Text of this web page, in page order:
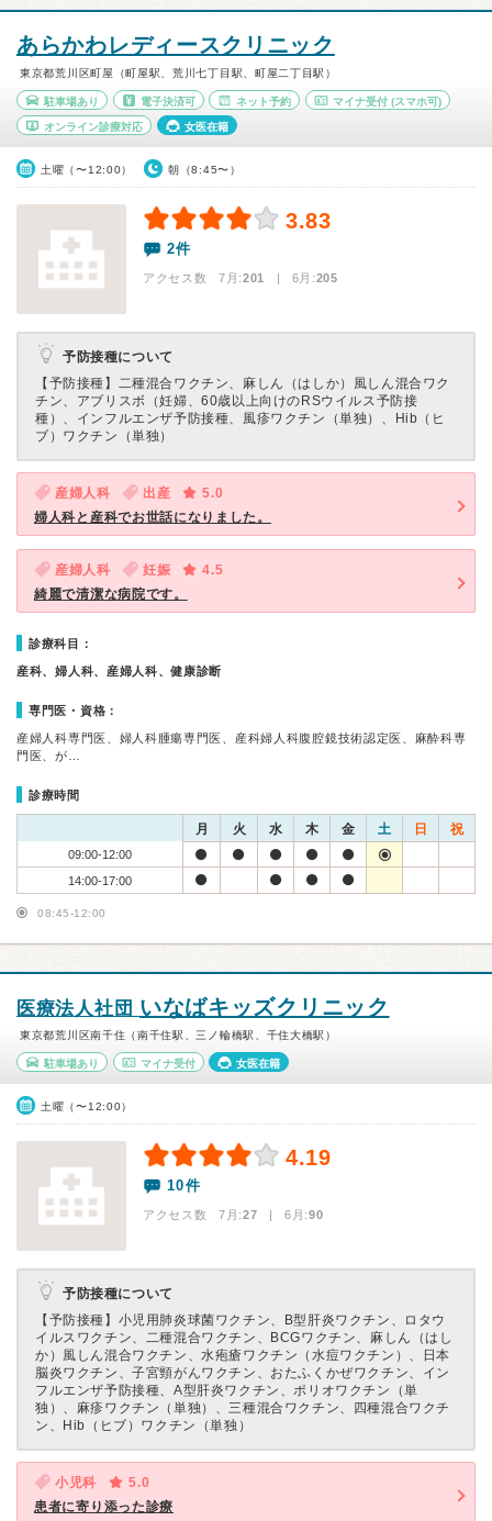
あらかわレディースクリニック
東京都荒川区町屋（町屋駅、荒川七丁目駅、町屋二丁目駅）
駐車場あり 電子決済可 ネット予約 マイナ受付 (スマホ可)
オンライン診療対応 女医在籍
土曜（〜12:00） 朝（8:45〜）
3.83
2件
アクセス数 7月:201 | 6月:205
予防接種について
【予防接種】 二種混合ワクチン、麻しん（はしか）風しん混合ワク
チン、アブリスボ（妊婦、60歳以上向けのRSウイルス予防接
種）、インフルエンザ予防接種、風疹ワクチン（単独）、Hib（ヒ
ブ）ワクチン（単独）
産婦人科 出産
5.0
婦人科と産科でお世話になりました。
産婦人科 妊娠
4.5
綺麗で清潔な病院です。
診療科目：
産科、婦人科、産婦人科、健康診断
専門医・資格：
産婦人科専門医、婦人科腫瘍専門医、産科婦人科腹腔鏡技術認定医、麻酔科専
門医、が…
診療時間
月 火 水 木 金 土 日 祝
09:00-12:00
14:00-17:00
08:45-12:00
医療法人社団 いなばキッズクリニック
東京都荒川区南千住（南千住駅、三ノ輪橋駅、千住大橋駅）
駐車場あり マイナ受付 女医在籍
土曜（〜12:00）
4.19
10件
アクセス数 7月:27 | 6月:90
予防接種について
【予防接種】 小児用肺炎球菌ワクチン、B型肝炎ワクチン、ロタウ
イルスワクチン、二種混合ワクチン、BCGワクチン、麻しん（はし
か）風しん混合ワクチン、水疱瘡ワクチン（水痘ワクチン）、日本
脳炎ワクチン、子宮頸がんワクチン、おたふくかぜワクチン、イン
フルエンザ予防接種、A型肝炎ワクチン、ポリオワクチン（単
独）、麻疹ワクチン（単独）、三種混合ワクチン、四種混合ワクチ
ン、Hib（ヒブ）ワクチン（単独）
小児科
5.0
患者に寄り添った診療